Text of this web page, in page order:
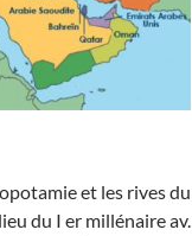
et les rives du
du I er millénaire av.